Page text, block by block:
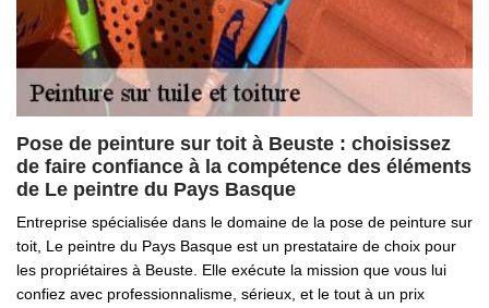
Pose de peinture sur toit à Beuste : choisissez
de faire confiance à la compétence des éléments
de Le peintre du Pays Basque
Entreprise spécialisée dans le domaine de la pose de peinture sur
toit, Le peintre du Pays Basque est un prestataire de choix pour
les propriétaires à Beuste. Elle exécute la mission que vous lui
confiez avec professionnalisme, sérieux, et le tout à un prix